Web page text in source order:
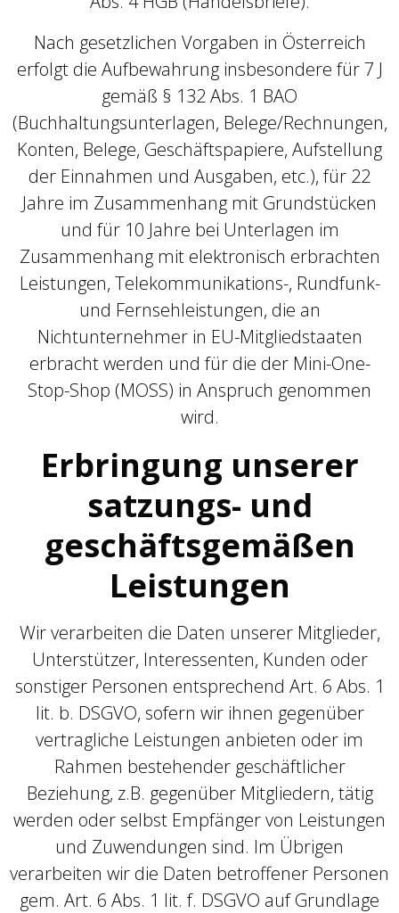
Nach gesetzlichen Vorgaben in Österreich
erfolgt die Aufbewahrung insbesondere für 7 J
gemäß § 132 Abs. 1 BAO
(Buchhaltungsunterlagen, Belege/Rechnungen,
Konten, Belege, Geschäftspapiere, Aufstellung
der Einnahmen und Ausgaben, etc.), für 22
Jahre im Zusammenhang mit Grundstücken
und für 10 Jahre bei Unterlagen im
Zusammenhang mit elektronisch erbrachten
Leistungen, Telekommunikations-, Rundfunk-
und Fernsehleistungen, die an
Nichtunternehmer in EU-Mitgliedstaaten
erbracht werden und für die der Mini-One-
Stop-Shop (MOSS) in Anspruch genommen
wird.
Erbringung unserer
satzungs- und
geschäftsgemäßen
Leistungen
Wir verarbeiten die Daten unserer Mitglieder,
Unterstützer, Interessenten, Kunden oder
sonstiger Personen entsprechend Art. 6 Abs. 1
lit. b. DSGVO, sofern wir ihnen gegenüber
vertragliche Leistungen anbieten oder im
Rahmen bestehender geschäftlicher
Beziehung, z.B. gegenüber Mitgliedern, tätig
werden oder selbst Empfänger von Leistungen
und Zuwendungen sind. Im Übrigen
verarbeiten wir die Daten betroffener Personen
gem. Art. 6 Abs. 1 lit. f. DSGVO auf Grundlage